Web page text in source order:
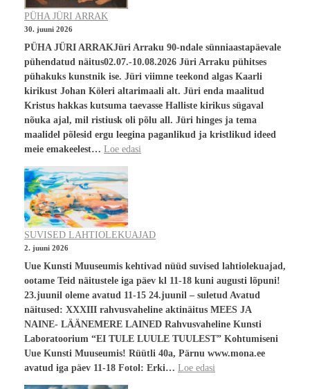
PÜHA JÜRI ARRAK
30. juuni 2026
PÜHA JÜRI ARRAKJüri Arraku 90-ndale sünniaastapäevale
pühendatud näitus02.07.-10.08.2026 Jüri Arraku pühitses
pühakuks kunstnik ise. Jüri viimne teekond algas Kaarli
kirikust Johan Köleri altarimaali alt. Jüri enda maalitud
Kristus hakkas kutsuma taevasse Halliste kirikus sügaval
nõuka ajal, mil ristiusk oli põlu all. Jüri hinges ja tema
maalidel põlesid ergu leegina paganlikud ja kristlikud ideed
meie emakeelest… Loe edasi
SUVISED LAHTIOLEKUAJAD
2. juuni 2026
Uue Kunsti Muuseumis kehtivad nüüd suvised lahtiolekuajad,
ootame Teid näitustele iga päev kl 11-18 kuni augusti lõpuni!
23.juunil oleme avatud 11-15 24.juunil – suletud Avatud
näitused: XXXIII rahvusvaheline aktinäitus MEES JA
NAINE- LÄÄNEMERE LAINED Rahvusvaheline Kunsti
Laboratoorium “EI TULE LUULE TUULEST” Kohtumiseni
Uue Kunsti Muuseumis! Rüütli 40a, Pärnu www.mona.ee
avatud iga päev 11-18 Fotol: Erki… Loe edasi